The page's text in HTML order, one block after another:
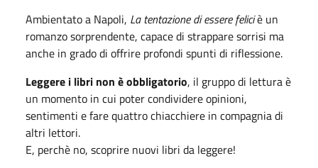
Ambientato a Napoli, La tentazione di essere feliciè un
romanzo sorprendente, capace di strappare sorrisi ma
anche in grado di offrire profondi spunti di riflessione.
Leggere i libri non è obbligatorio, il gruppo di lettura è
un momento in cui poter condividere opinioni,
sentimenti e fare quattro chiacchiere in compagnia di
altri lettori.
E, perchè no, scoprire nuovi libri da leggere!